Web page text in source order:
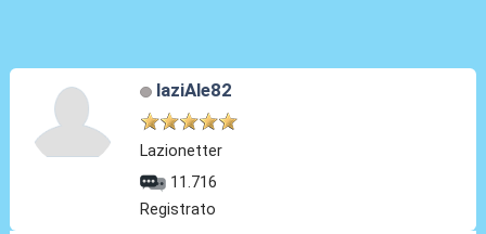
laziAle82
Lazionetter
11.716
Registrato